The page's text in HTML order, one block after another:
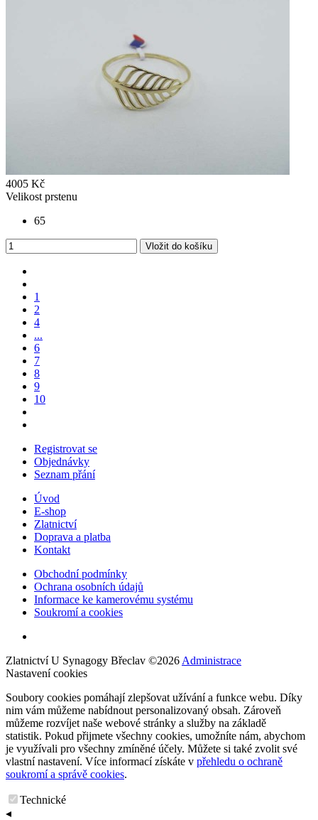
4005 Kč
Velikost prstenu
65
Vložit do košíku
1
2
4
...
6
7
8
9
10
Registrovat se
Objednávky
Seznam přání
Úvod
E-shop
Zlatnictví
Doprava a platba
Kontakt
Obchodní podmínky
Ochrana osobních údajů
Informace ke kamerovému systému
Soukromí a cookies
Zlatnictví U Synagogy Břeclav ©2026 Administrace
Nastavení cookies
Soubory cookies pomáhají zlepšovat užívání a funkce webu. Díky
nim vám můžeme nabídnout personalizovaný obsah. Zároveň
můžeme rozvíjet naše webové stránky a služby na základě
statistik. Pokud přijmete všechny cookies, umožníte nám, abychom
je využívali pro všechny zmíněné účely. Můžete si také zvolit své
vlastní nastavení. Více informací získáte v přehledu o ochraně
soukromí a správě cookies.
Technické
◂